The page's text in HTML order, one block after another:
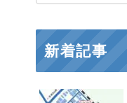
新着記事